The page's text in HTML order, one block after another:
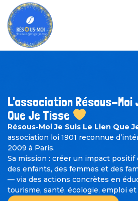
L'association Résous-Moi
Que Je Tisse
Résous-Moi Je Suis Le Lien Que
association loi 1901 reconnue
2009 à Paris.
Sa mission : créer un impact positif
des enfants, des femmes et des
— via des actions concrètes en
tourisme, santé, écologie, emploi